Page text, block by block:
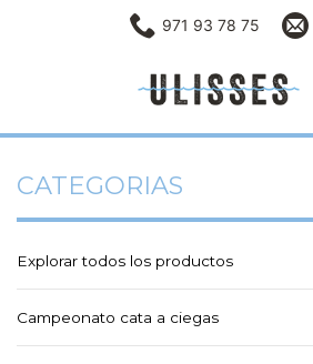
971 93 78 75
CATEGORIAS
Explorar todos los productos
Campeonato cata a ciegas